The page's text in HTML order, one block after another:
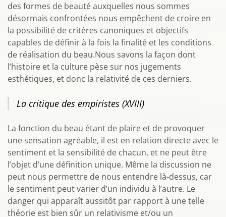
des formes de beauté auxquelles nous sommes
désormais confrontées nous empêchent de croire en
la possibilité de critères canoniques et objectifs
capables de définir à la fois la finalité et les conditions
de réalisation du beau.Nous savons la façon dont
l’histoire et la culture pèse sur nos jugements
esthétiques, et donc la relativité de ces derniers.
La critique des empiristes (XVIII)
La fonction du beau étant de plaire et de provoquer
une sensation agréable, il est en relation directe avec le
sentiment et la sensibilité de chacun, et ne peut être
l’objet d’une définition unique. Même la discussion ne
peut nous permettre de nous entendre là-dessus, car
le sentiment peut varier d’un individu à l’autre. Le
danger qui apparaît aussitôt par rapport à une telle
théorie est bien sûr un relativisme et/ou un